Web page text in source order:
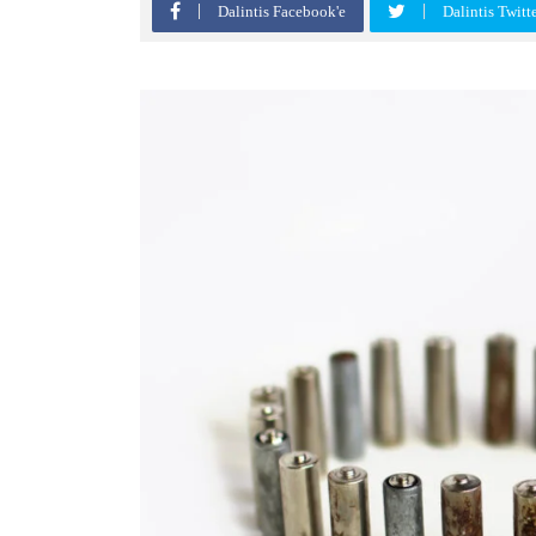
Dalintis Facebook'e Dalintis